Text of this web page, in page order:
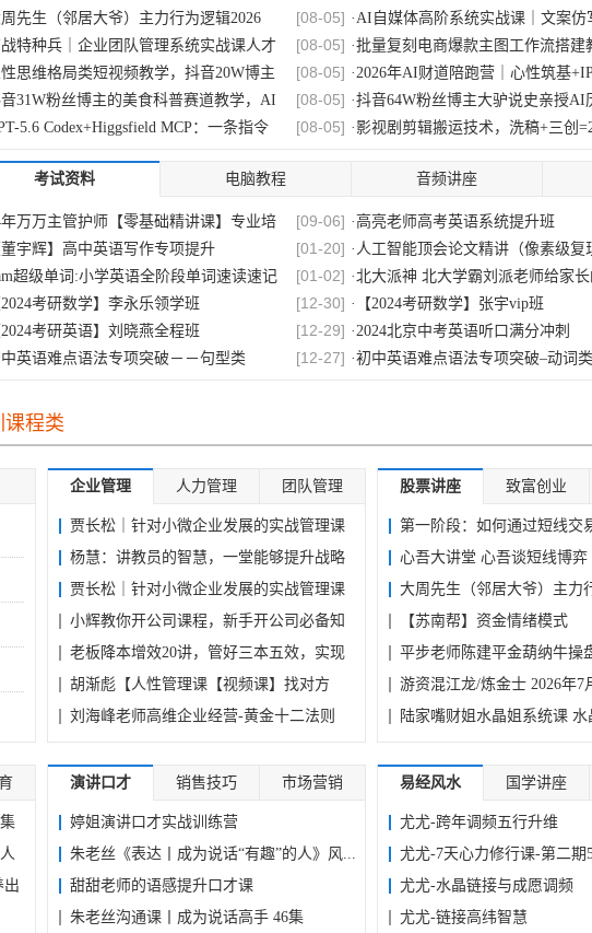
...
[08-05]
先生（邻居大爷）主力行为逻辑2026 ·AI自媒体高阶系统实战课｜文案仿
知识...
[08-05]
特种兵｜企业团队管理系统实战课人才
...
·批量复刻电商爆款主图工作流搭建
量下...
[08-05]
思维格局类短视频教学，抖音20W博主
，...
·2026年AI财道陪跑营｜心性筑基
炼+AI...
[08-05]
31W粉丝博主的美食科普赛道教学，AI
撰...
·抖音64W粉丝博主大驴说史亲授AI
可以上...
[08-05]
5.6 Codex+Higgsfield MCP：一条指令
· 影视剧剪辑搬运技术，洗稿+三创
阶段：如何通过短线交易套利，实现股
[08-04]
老师陈建平金葫纳牛操盘三宝小班课
教课...
·游资混江龙/炼金士 2026年7月起游
龙...
[08-04]
家嘴财姐水晶姐系统课 水晶学社行研内训
...
· 张穗鸿《龙虎跃·证券精修课》
课（...
[08-04]
张帅六势操盘长虹有道技术课+盘后解
视频...
· 平步老师陈建平金葫纳牛操盘三宝
节+指...
[08-03]
超短时空大山 私域课】2024.7-2026.3月 ·
梅森投研·梅家圈超级好赛道进阶实
＋文...
[08-05]
自媒体高阶系统实战课｜文案仿写·私有
识...
商战特种兵｜企业团队管理系统实
培育...
[08-05 ]
量复刻电商爆款主图工作流搭建教学，批
人性思维格局类短视频教学，抖音
64W粉丝博主大驴说史亲授AI历史课，
上...
GPT-5.6 Codex+Higgsfield MCP：
生成...
[08-05]
剧剪辑搬运技术，洗稿+三创=20分一条
·付费文章：成年人疗愈自己的5个
[08-04]
系统实战课｜财商思维抓取AI红利｜个人
抖音小店从0到1全链路课｜无货源
[09-23]
初学篮球轻松系统入门】快学篮球_家长
生...
崔春香《经典插花课：教你用花点
第一课！零基础魔术教学
[01-22]
斌：篮球高效攻击60练
伍凌枫琶音训练营+前卫吉他编配与
[12-10]
骁日式指弹+玩转吉他
杨楚骁指弹吉他教程合集
[12-09]
-乐理通关手册2-现代作曲和弦理论
子淼和音编写指南-从基础到进阶
[11-26]
教程合集
王孟南台球教程教学 入门进阶1-3
杆清...
考试资料 电脑教程 音频讲座
[09-06]
年万万主管护师【零基础精讲课】专业培
资...
· 高亮老师高考英语系统提升班
[01-20]
董宇辉】高中英语写作专项提升 · 人工智能顶会论文精讲（像素级复
节
[01-02]
超级单词:小学英语全阶段单词速读速记
背...
·北大派神 北大学霸刘派老师给家
学阅...
[12-30]
2024考研数学】李永乐领学班 ·
【2024考研数学】张宇vip班
[12-29]
2024考研英语】刘晓燕全程班 ·2024北京中考英语听口满分冲刺
[12-27]
英语难点语法专项突破－－句型类 ·初中英语难点语法专项突破–动词类
黑Blender建模+动画课第11期
[08-02]
智能应用开发之QT5OpenCV48 从入门
·小D课堂-AI大模型小龙虾-
从入门...
[08-02]
黑黑Blender建模+动画课第10期
极光社AI绘画电商设计速成训练营
...
[07-29]
视觉设计实战训练营 AI全能智能体-260525
城：铸一池保一生，全面打造家庭资产
维能...
[05-24]
《怎样选择成长股》精读班
小墨【8期】吸血鬼读书法训练营
[05-10]
海贤·自我转变50讲
汤君健·如何带好业务团队16讲
[04-19]
绪图谱：安抚情绪，内在平静
李源-简单易懂财商课：12期理财
[03-29
人都该懂的生命健康课-[湛庐阅读]
文七长胖背后的内心秘密
[03-28
业销售技巧｜初阶篇（张坚）-[湛庐阅读] 刘澜·学习力30讲
分...
[06-14]
套幼儿园小学端午节儿童画，端午节习
【许林芳老师】课件+工具包
(Word格...
兔年元旦春节新年手抄报word文档带彩
...
2022新品全家福PSD模板亲子古装
册排版...
[12-23]
圣诞节新年PSD精品背景图模板 · 并购优塾《专业版丨估值报告库》
2022年
PPT模板分享 2228套PPT模板合集 11G 554套PPT模板合集
课程类
企业管理 人力管理 团队管理
贾长松｜针对小微企业发展的实战管理课
杨慧：讲教员的智慧，一堂能够提升战略
规...
贾长松｜针对小微企业发展的实战管理课
小辉教你开公司课程，新手开公司必备知
识...
老板降本增效20讲，管好三本五效，实现
低...
胡渐彪【人性管理课【视频课】找对方
向，...
刘海峰老师高维企业经营-黄金十二法则
股票讲座 致富创业
第一阶段：如何通过短线交
股...
心吾大讲堂 心吾谈短线博弈
大周先生（邻居大爷）主力
【苏南帮】资金情绪模式
平步老师陈建平金葫纳牛操
+助...
游资混江龙/炼金士 2026年7
营...
陆家嘴财姐水晶姐系统课
出
演讲口才 销售技巧 市场营销
婷姐演讲口才实战训练营
朱老丝《表达丨成为说话“有趣”的人》风...
甜甜老师的语感提升口才课
朱老丝沟通课丨成为说话高手 46集
易经风水 国学讲座
尤尤-跨年调频五行升维
尤尤-7天心力修行课-第二期
尤尤-水晶链接与成愿调频
尤尤-链接高纬智慧